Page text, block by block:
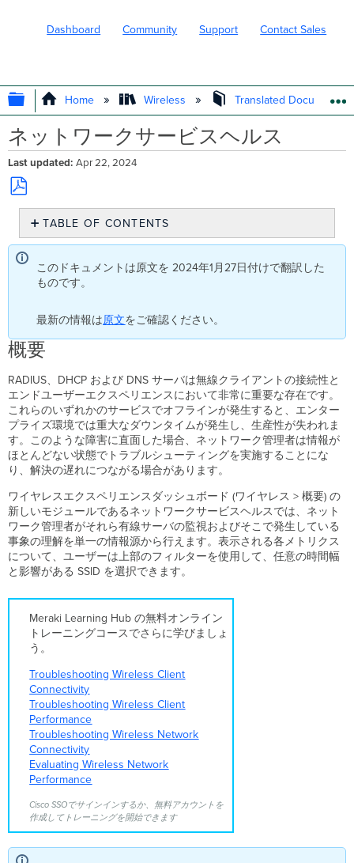
Dashboard Community Support Contact Sales
EXPAND/COLLAPSE GLOBAL
Home Wireless Translated Documents
ネットワークサービスヘルス
Last updated Apr 22, 2024
Save
PDF
TABLE OF CONTENTS
概
特
RADIUS
成
DHCP
成
功
率
DNS
成
功
このドキュメントは原文を 2024年1月27日付けで翻訳した
ものです。
最新の情報は原文をご確認ください。
概要
RADIUS、DHCP および DNS サーバは無線クライアントの接続性と
エンドユーザーエクスペリエンスにおいて非常に重要な存在です。
これらのいずれかのサービスでオフラインが発生すると、エンター
プライズ環境では重大なダウンタイムが発生し、生産性が失われま
す。このような障害に直面した場合、ネットワーク管理者は情報が
ほとんどない状態でトラブルシューティングを実施することにな
り、解決の遅れにつながる場合があります。
ワイヤレスエクスペリエンスダッシュボード (ワイヤレス > 概要) の
新しいモジュールであるネットワークサービスヘルスでは、ネット
ワーク管理者がそれら有線サーバの監視およびそこで発生している
事象の理解を単一の情報源から行えます。表示される各メトリクス
について、ユーザーは上部のフィルターを使用して、任意の時間幅
と影響がある SSID を選択できます。
Meraki Learning Hub の無料オンライン
トレーニングコースでさらに学びましょ
う。
Troubleshooting Wireless Client
Connectivity
Troubleshooting Wireless Client
Performance
Troubleshooting Wireless Network
Connectivity
Evaluating Wireless Network
Performance
Cisco SSOでサインインするか、無料アカウントを
作成してトレーニングを開始できます